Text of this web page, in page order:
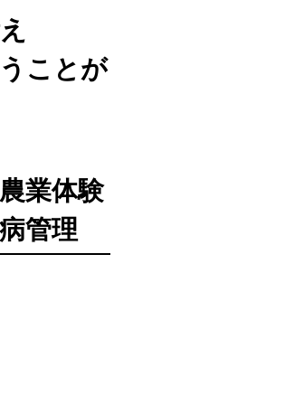
ことが
業体験
管理